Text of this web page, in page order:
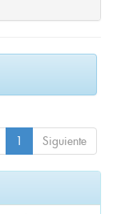
1 Siguiente